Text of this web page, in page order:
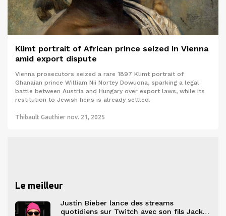
Klimt portrait of African prince seized in Vienna
amid export dispute
Vienna prosecutors seized a rare 1897 Klimt portrait of
Ghanaian prince William Nii Nortey Dowuona, sparking a legal
battle between Austria and Hungary over export laws, while its
restitution to Jewish heirs is already settled.
Thibault Gauthier nov. 21, 2025
Le meilleur
Justin Bieber lance des streams
quotidiens sur Twitch avec son fils Jack